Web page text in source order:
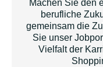
Machen Sie den
berufliche
gemeinsam die
Sie unser
Vielfalt der